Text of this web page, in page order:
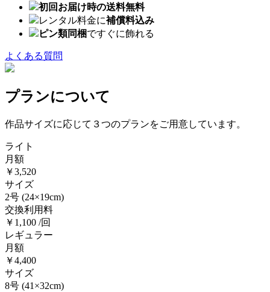
初回お届け時の送料無料
レンタル料金に補償料込み
ピン類同梱ですぐに飾れる
よくある質問
プランについて
作品サイズに応じて３つのプランをご用意しています。
ライト
月額
￥3,520
サイズ
2号 (24×19cm)
交換利用料
￥1,100 /回
レギュラー
月額
￥4,400
サイズ
8号 (41×32cm)